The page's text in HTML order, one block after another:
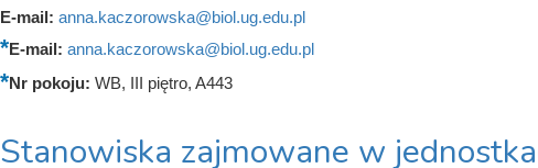
E-mail: anna.kaczorowska@biol.ug.edu.pl
E-mail: anna.kaczorowska@biol.ug.edu.pl
Nr pokoju: WB, III piętro, A443
Stanowiska zajmowane w